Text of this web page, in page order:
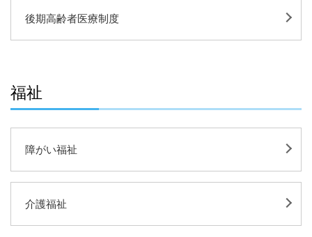
後期高齢者医療制度
福祉
障がい福祉
介護福祉